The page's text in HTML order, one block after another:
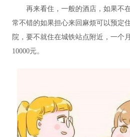
再来看住，一般的酒店，如果不
常不错的如果担心来回麻烦可以预定
院，要不就住在城铁站点附近，一个
10000元。